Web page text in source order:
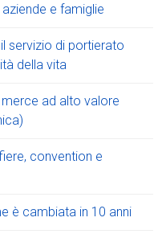
e famiglie
servizio di portierato
della vita
ad alto valore
convention e
è cambiata in 10 anni